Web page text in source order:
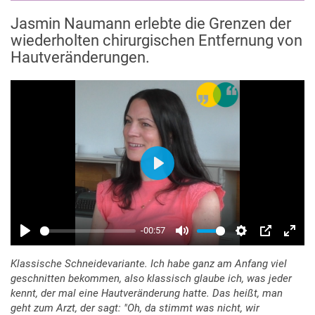
Jasmin Naumann erlebte die Grenzen der
wiederholten chirurgischen Entfernung von
Hautveränderungen.
Klassische Schneidevariante. Ich habe ganz am Anfang viel
geschnitten bekommen, also klassisch glaube ich, was jeder
kennt, der mal eine Hautveränderung hatte. Das heißt, man
geht zum Arzt, der sagt: "Oh, da stimmt was nicht, wir